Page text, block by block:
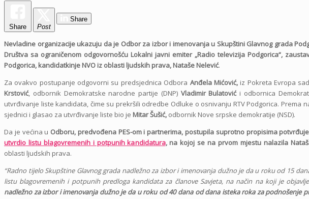
Share Post
Share
Nevladine organizacije ukazuju da je Odbor za izbor i imenovanja u Skupštini Glavnog grada
Društva sa ograničenom odgovornošću Lokalni javni emiter „Radio televizija Podgorica“,
Podgorica, kandidatkinje NVO iz oblasti ljudskih prava, Nataše Nelević.
Za ovakvo postupanje odgovorni su predsjednica Odbora Anđela Mićović, iz Pokreta Evropa
Krstović, odbornik Demokratske narodne partije (DNP) Vladimir Bulatovići odbornica
utvrđivanje liste kandidata, čime su prekršili odredbe Odluke o osnivanju RTV Podgorica. Prema
sjednici i glasao za utvrđivanje liste bio je Mitar Šušić, odbornik Nove srpske demokratije (NSD).
Da je većina u Odboru, predvođena PES-om i partnerima, postupila suprotno propisima
utvrdio listu blagovremenih i potpunih kandidatura, na kojoj se na prvom mjestu nalazila
oblasti ljudskih prava.
“Radno tijelo Skupštine Glavnog grada nadležno za izbor i imenovanja dužno je da u roku od 15
listu blagovremenih i potpunih predloga kandidata za članove Savjeta, na način na koji je
nadležno za izbor i imenovanja dužno je da u roku od 40 dana od dana isteka roka za podnošenje